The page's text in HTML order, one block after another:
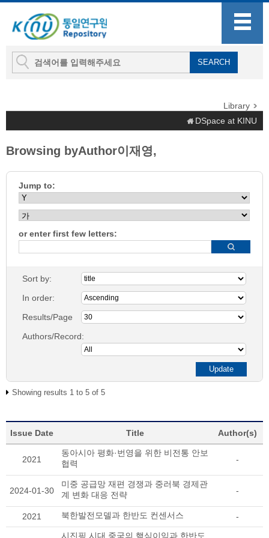
Library
DSpace at KINU
Browsing byAuthor이재영,
Jump to:
or enter first few letters:
Sort by:
In order:
Results/Page
Authors/Record:
Showing results 1 to 5 of 5
Issue Date Title Author(s)
2021
동아시아 평화·번영을 위한 비전통 안보
협력
-
2024-01-30
미중 공급망 재편 경쟁과 중러북 경제관
계 변화 대응 전략
-
2021 북한발전모델과 한반도 컨센서스 -
시진핑 시대 중국의 핵심이익과 한반도